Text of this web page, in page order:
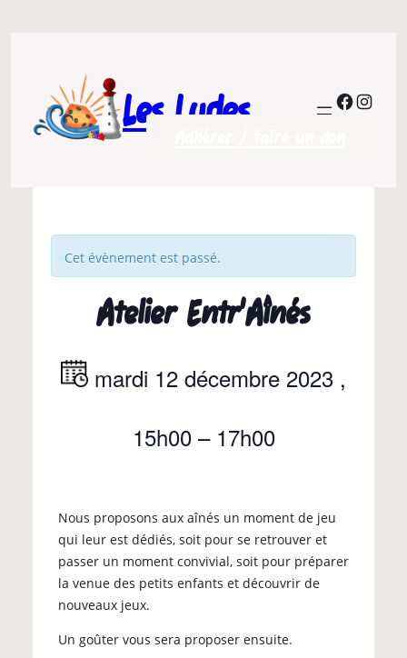
Les Ludes
Cet évènement est passé.
Atelier Entr’Aînés
mardi 12 décembre 2023 ,
15h00 – 17h00
Nous proposons aux aînés un moment de jeu
qui leur est dédiés, soit pour se retrouver et
passer un moment convivial, soit pour préparer
la venue des petits enfants et découvrir de
nouveaux jeux.
Un goûter vous sera proposer ensuite.